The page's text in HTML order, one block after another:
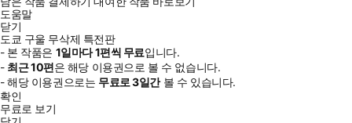
도움말
닫기
도쿄 구울 무삭제 특전판
- 본 작품은 1일마다1편씩 무료입니다.
- 최근10편은 해당 이용권으로 볼 수 없습니다.
- 해당 이용권으로는 무료로3일간볼 수 있습니다.
확인
무료로 보기